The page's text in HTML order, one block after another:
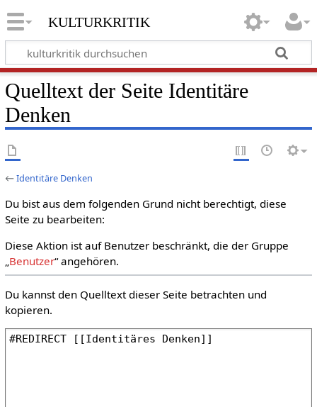
kulturkritik
Quelltext der Seite Identitäre
Denken
←Identitäre Denken
Du bist aus dem folgenden Grund nicht berechtigt, diese
Seite zu bearbeiten:
Diese Aktion ist auf Benutzer beschränkt, die der Gruppe
„Benutzer“ angehören.
Du kannst den Quelltext dieser Seite betrachten und
kopieren.